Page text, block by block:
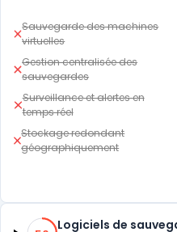
Sauvegarde des machines
virtuelles
Gestion centralisée des
sauvegardes
Surveillance et alertes en
temps réel
Stockage redondant
géographiquement
50% de compatibilité
Logiciels de